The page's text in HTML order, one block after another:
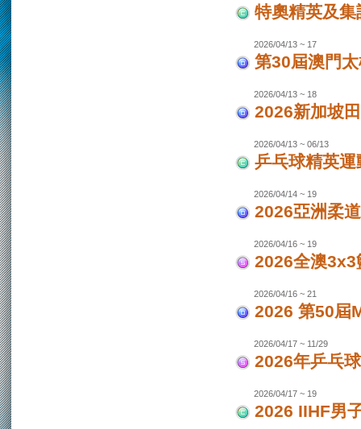
特奧精英及
2026/04/13 ~ 17
第30屆澳門
2026/04/13 ~ 18
2026新加坡
2026/04/13 ~ 06/13
乒乓球精英
2026/04/14 ~ 19
2026亞洲柔
2026/04/16 ~ 19
2026全澳3x3
2026/04/16 ~ 21
2026 第50屆
2026/04/17 ~ 11/29
2026年乒乓
2026/04/17 ~ 19
2026 IIHF男